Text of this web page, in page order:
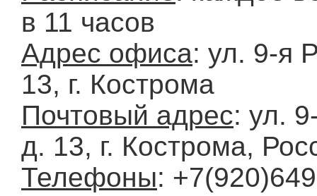
в 11 часов
Адрес офиса: ул. 9-я
13, г. Кострома
Почтовый адрес: ул.
д. 13, г. Кострома,
Телефоны: